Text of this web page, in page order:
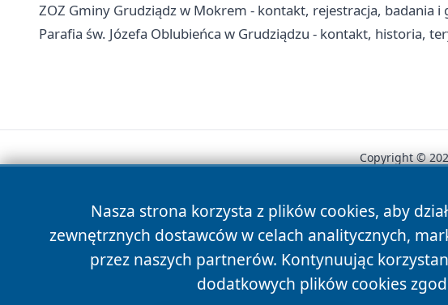
ZOZ Gminy Grudziądz w Mokrem - kontakt, rejestracja, badania i
Parafia św. Józefa Oblubieńca w Grudziądzu - kontakt, historia,
Nasza strona korzysta z plików cookies, aby
zewnętrznych dostawców w celach analitycznych,
przez naszych partnerów. Kontynuując
dodatkowych plików cookies
Copyright ©
News